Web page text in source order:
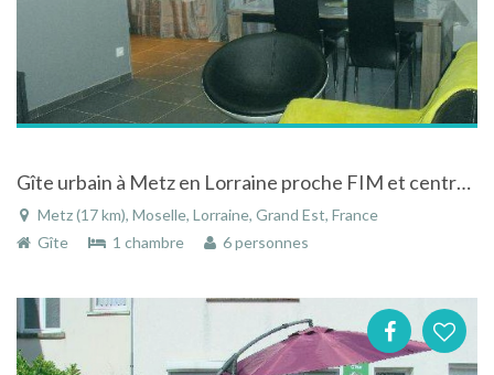
Gîte urbain à Metz en Lorraine proche FIM et centre Pompidou
Metz (17 km), Moselle, Lorraine, Grand Est, France
Gîte
1 chambre 6 personnes